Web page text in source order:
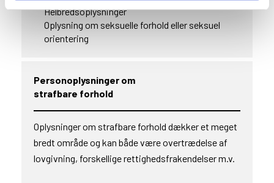
Helbredsoplysninger
Oplysning om seksuelle forhold eller seksuel
orientering
Personoplysninger om
strafbare forhold
Oplysninger om strafbare forhold dækker et meget
bredt område og kan både være overtrædelse af
lovgivning, forskellige rettighedsfrakendelser m.v.